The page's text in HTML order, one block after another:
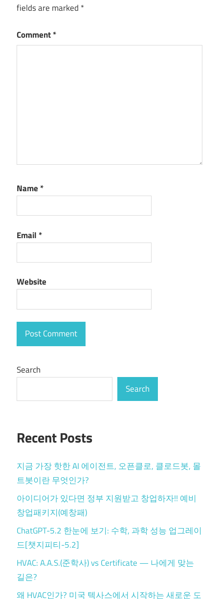
fields are marked *
Comment*
Name *
Email *
Website
Search
Search
Recent Posts
지금 가장 핫한 AI 에이전트, 오픈클로, 클로드봇, 몰
트봇이란 무엇인가?
아이디어가 있다면 정부 지원받고 창업하자!! 예비
창업패키지(예창패)
ChatGPT-5.2 한눈에 보기: 수학, 과학 성능 업그레이
드[챗지피티-5.2]
HVAC: A.A.S.(준학사) vs Certificate — 나에게 맞는
길은?
왜 HVAC인가? 미국 텍사스에서 시작하는 새로운 도